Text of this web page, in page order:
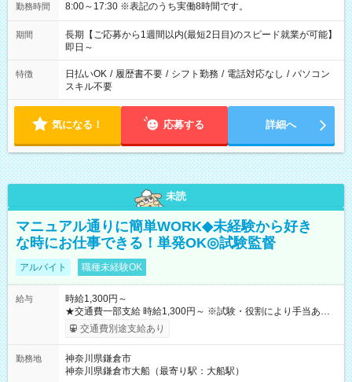
勤務時間 8:00～17:30 ※表記のうち実働8時間です。
期間
長期【ご応募から1週間以内(最短2日目)のスピード就業が可能】
即日～
特徴 日払いOK / 履歴書不要 / シフト勤務 / 電話対応なし / パソコン
スキル不要
気になる！ 応募する 詳細へ
未読
マニュアル通りに簡単WORK◆未経験から好き
な時にお仕事できる！単発OK◎試験監督
アルバイト 職種未経験OK
給与
時給1,300円～
★交通費一部支給 時給1,300円～ ※試験・役割により手当あり
※勤務回数により昇給あり 【即給（前払い）オプションあ
り！】 希望される場合、勤務から1週間ほどで給与の一部を受け
例】 ・河合塾模擬試験 8:30～17:30（休憩1時間） 時給1,300円
×8時間＝日収10,400円＋交通費 ※当日の役割により時給＋100
交通費別途支給あり
勤務地
神奈川県鎌倉市
神奈川県鎌倉市大船（最寄り駅：大船駅）